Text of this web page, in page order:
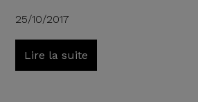
25/10/2017
Lire la suite